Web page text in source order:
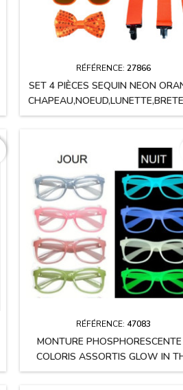
RÉFÉRENCE:27866
SET 4 PIÈCES SEQUIN NEON
RÉFÉRENCE: 47083
MONTURE
COLORIS ASSORTIS GLOW IN
DARK